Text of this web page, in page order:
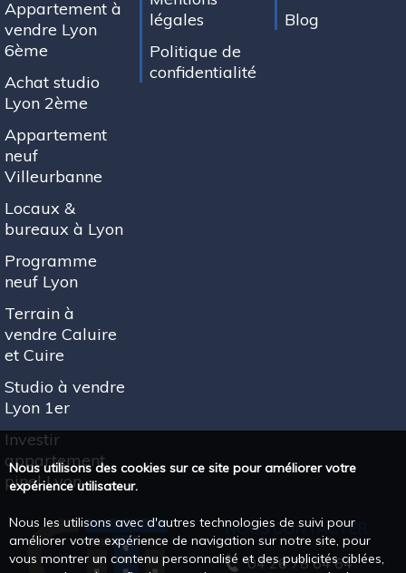
Appartement à
vendre Lyon
6ème
Achat studio
Lyon 2ème
Appartement
neuf
Villeurbanne
Locaux &
bureaux à Lyon
Programme
neuf Lyon
Terrain à
vendre Caluire
et Cuire
Studio à vendre
Lyon 1er
Investir
appartement
pinel Lyon
légales
Politique de
confidentialité
Blog
NOUS CONTACTER
04 26 78 64 64
Nous utilisons des cookies sur ce site pour améliorer votre
expérience utilisateur.
Nous les utilisons avec d'autres technologies de suivi pour
améliorer votre expérience de navigation sur notre site, pour
vous montrer un contenu personnalisé et des publicités ciblées,